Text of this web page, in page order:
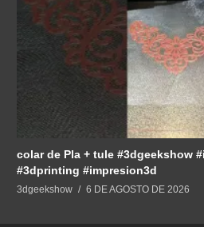
colar de Pla + tule #3dgeekshow
#3dprinting #impresion3d
3dgeekshow 6 DE AGOSTO DE 2026